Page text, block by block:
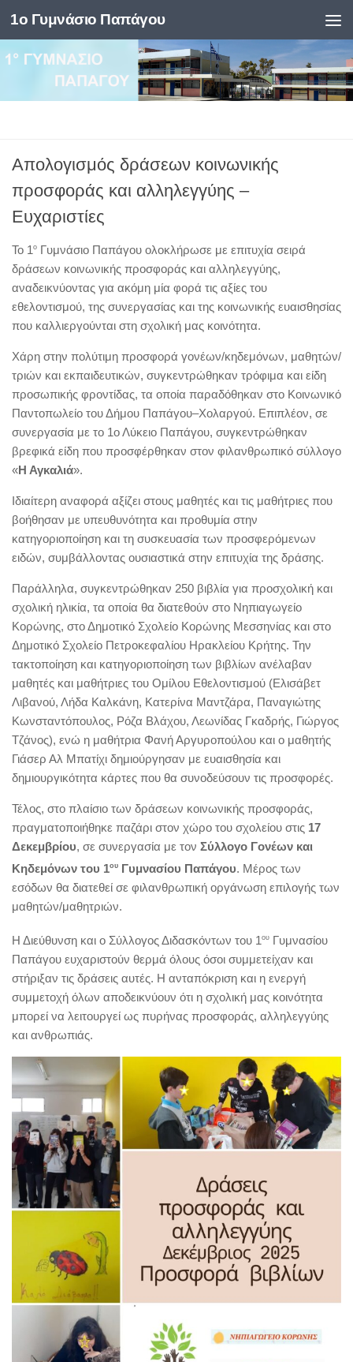
Skip to content
1ο Γυμνάσιο Παπάγου
Απολογισμός δράσεων κοινωνικής
προσφοράς και αλληλεγγύης –
Ευχαριστίες
Το 1 ο Γυμνάσιο Παπάγου ολοκλήρωσε με επιτυχία σειρά
δράσεων κοινωνικής προσφοράς και αλληλεγγύης,
αναδεικνύοντας για ακόμη μία φορά τις αξίες του
εθελοντισμού, της συνεργασίας και της κοινωνικής ευαισθησίας
που καλλιεργούνται στη σχολική μας κοινότητα.
Χάρη στην πολύτιμη προσφορά γονέων/κηδεμόνων, μαθητών/
τριών και εκπαιδευτικών, συγκεντρώθηκαν τρόφιμα και είδη
προσωπικής φροντίδας, τα οποία παραδόθηκαν στο Κοινωνικό
Παντοπωλείο του Δήμου Παπάγου–Χολαργού. Επιπλέον, σε
συνεργασία με το 1ο Λύκειο Παπάγου, συγκεντρώθηκαν
βρεφικά είδη που προσφέρθηκαν στον φιλανθρωπικό σύλλογο
«Η Αγκαλιά».
Ιδιαίτερη αναφορά αξίζει στους μαθητές και τις μαθήτριες που
βοήθησαν με υπευθυνότητα και προθυμία στην
κατηγοριοποίηση και τη συσκευασία των προσφερόμενων
ειδών, συμβάλλοντας ουσιαστικά στην επιτυχία της δράσης.
Παράλληλα, συγκεντρώθηκαν 250 βιβλία για προσχολική και
σχολική ηλικία, τα οποία θα διατεθούν στο Νηπιαγωγείο
Κορώνης, στο Δημοτικό Σχολείο Κορώνης Μεσσηνίας και στο
Δημοτικό Σχολείο Πετροκεφαλίου Ηρακλείου Κρήτης. Την
τακτοποίηση και κατηγοριοποίηση των βιβλίων ανέλαβαν
μαθητές και μαθήτριες του Ομίλου Εθελοντισμού (Ελισάβετ
Λιβανού, Λήδα Καλκάνη, Κατερίνα Μαντζάρα, Παναγιώτης
Κωνσταντόπουλος, Ρόζα Βλάχου, Λεωνίδας Γκαδρής, Γιώργος
Τζάνος), ενώ η μαθήτρια Φανή Αργυροπούλου και ο μαθητής
Γιάσερ Αλ Μπατίχι δημιούργησαν με ευαισθησία και
δημιουργικότητα κάρτες που θα συνοδεύσουν τις προσφορές.
Τέλος, στο πλαίσιο των δράσεων κοινωνικής προσφοράς,
πραγματοποιήθηκε παζάρι στον χώρο του σχολείου στις 17
Δεκεμβρίου, σε συνεργασία με τον Σύλλογο Γονέων και
Κηδεμόνων του 1ου Γυμνασίου Παπάγου. Μέρος των
εσόδων θα διατεθεί σε φιλανθρωπική οργάνωση επιλογής των
μαθητών/μαθητριών.
Η Διεύθυνση και ο Σύλλογος Διδασκόντων του 1 ου Γυμνασίου
Παπάγου ευχαριστούν θερμά όλους όσοι συμμετείχαν και
στήριξαν τις δράσεις αυτές. Η ανταπόκριση και η ενεργή
συμμετοχή όλων αποδεικνύουν ότι η σχολική μας κοινότητα
μπορεί να λειτουργεί ως πυρήνας προσφοράς, αλληλεγγύης
και ανθρωπιάς.